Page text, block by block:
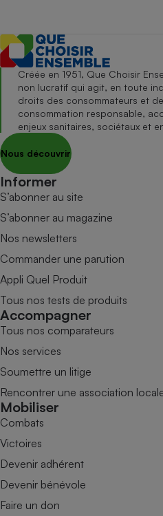
Créée en 1951, Que Choisir
non lucratif qui agit, en toute
droits des consommateurs et
consommation responsable,
enjeux sanitaires, sociétaux et
Nous découvrir
Informer
S’abonner au site
S’abonner au magazine
Nos newsletters
Commander une parution
Appli Quel Produit
Tous nos tests de produits
Accompagner
Tous nos comparateurs
Nos services
Soumettre un litige
Rencontrer une association
Mobiliser
Combats
Victoires
Devenir adhérent
Devenir bénévole
Faire un don